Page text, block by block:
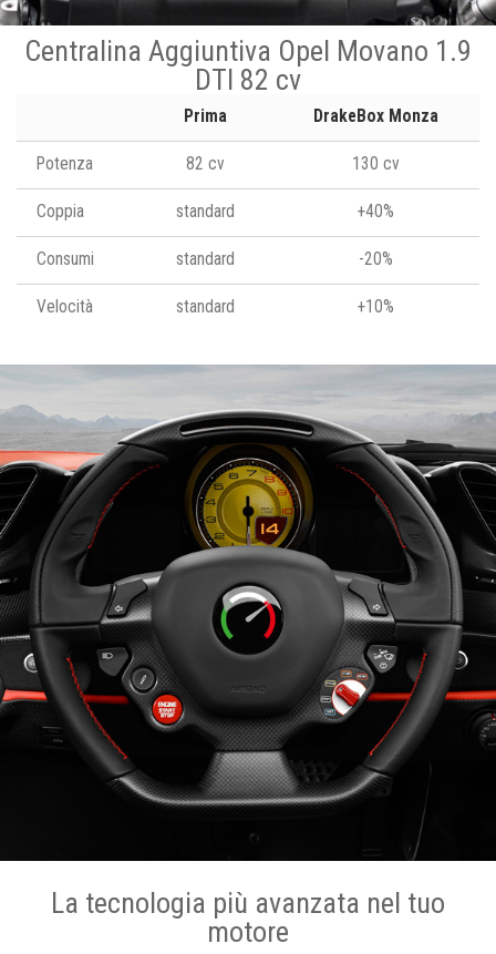
Centralina Aggiuntiva Opel Movano 1.9
DTI 82 cv
Prima DrakeBox Monza
Potenza 82 cv 130 cv
Coppia standard +40%
Consumi standard -20%
Velocità standard +10%
La tecnologia più avanzata nel tuo
motore